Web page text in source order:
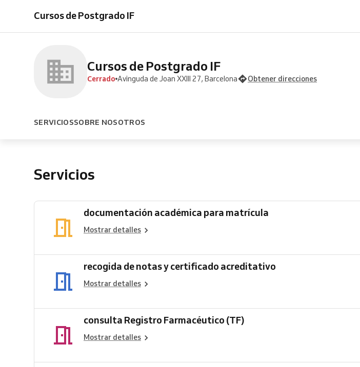
Cursos de Postgrado IF
Cursos de Postgrado IF
Cerrado Avinguda de Joan XXIII 27, Barcelona Obtener direcciones
SERVICIOSSOBRE NOSOTROS
Servicios
para
documentación académica para matrícula
Mostrar detalles
notas
recogida de notas y certificado acreditativo
Mostrar detalles
Farmacéutico
consulta Registro Farmacéutico (TF)
Mostrar detalles
Curso